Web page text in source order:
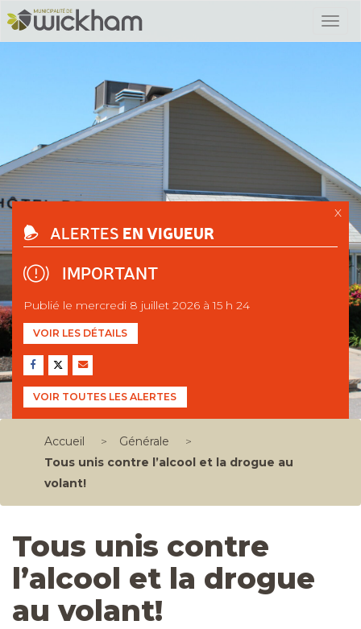
X
ALERTES EN VIGUEUR
IMPORTANT
Publié le mercredi 8 juillet 2026 à 15 h 24
VOIR LES DÉTAILS
VOIR TOUTES LES ALERTES
Accueil > Générale
>
Tous unis contre l’alcool et la drogue au
volant!
Tous unis contre
l’alcool et la drogue
au volant!